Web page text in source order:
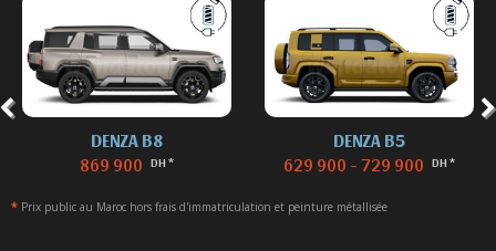
DENZA B8
869 900 DH *
DENZA B5
629 900 - 729 900 DH *
* Prix public au Maroc hors frais d'immatriculation et peinture métallisée